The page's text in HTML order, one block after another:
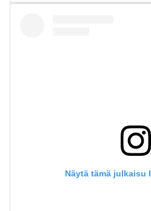
Näytä tämä julkaisu